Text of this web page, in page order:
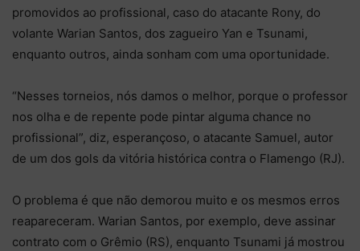
promovidos ao profissional, caso do atacante Rony, do
volante Warian Santos, dos zagueiro Yan e Tsunami,
enquanto outros, ainda sonham com uma oportunidade.
“Nesses torneios, nós damos o melhor, porque o professor
nos olha e de repente pode pintar alguma chance no
profissional”, diz, esperançoso, o atacante Samuel, autor
de um dos gols da vitória histórica contra o Flamengo (RJ).
O problema é que não demorou muito e os mesmos erros
reapareceram. Warian Santos, por exemplo, deve assinar
contrato com o Grêmio (RS), enquanto Tsunami já mostrou